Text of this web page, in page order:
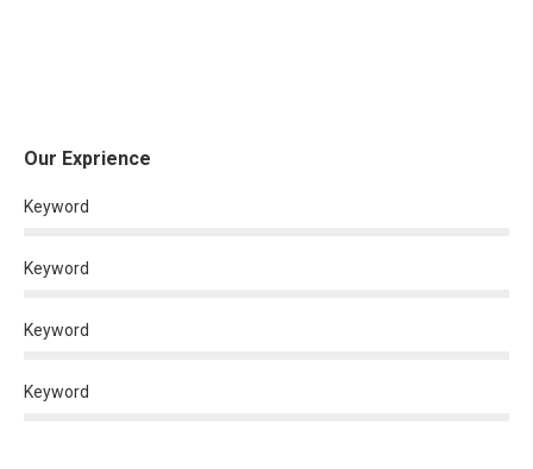
Our Exprience
Keyword
Keyword
Keyword
Keyword